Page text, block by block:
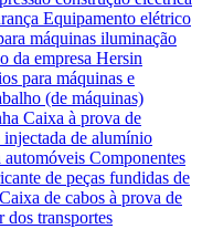
Equipamento elétrico
máquinas iluminação
da empresa Hersin
para máquinas e
(de máquinas)
Caixa à prova de
de alumínio
automóveis Componentes
de peças fundidas de
Caixa de cabos à prova de
dos transportes